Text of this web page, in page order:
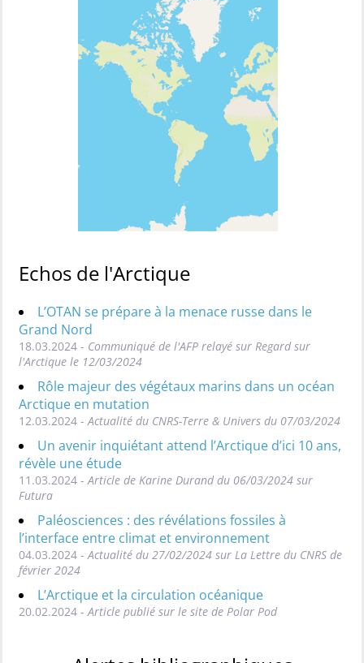
Echos de l'Arctique
L’OTAN se prépare à la menace russe dans le
Grand Nord
18.03.2024 - Communiqué de l'AFP relayé sur Regard sur
l'Arctique le 12/03/2024
Rôle majeur des végétaux marins dans un océan
Arctique en mutation
12.03.2024 - Actualité du CNRS-Terre & Univers du 07/03/2024
Un avenir inquiétant attend l’Arctique d’ici 10 ans,
révèle une étude
11.03.2024 - Article de Karine Durand du 06/03/2024 sur
Futura
Paléosciences : des révélations fossiles à
l’interface entre climat et environnement
04.03.2024 - Actualité du 27/02/2024 sur La Lettre du CNRS de
février 2024
L’Arctique et la circulation océanique
20.02.2024 - Article publié sur le site de Polar Pod